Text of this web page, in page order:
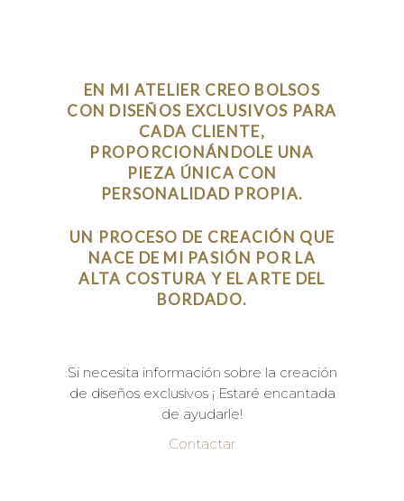
EN MI ATELIER CREO BOLSOS
CON DISEÑOS EXCLUSIVOS PARA
CADA CLIENTE,
PROPORCIONÁNDOLE UNA
PIEZA ÚNICA CON
PERSONALIDAD PROPIA.
UN PROCESO DE CREACIÓN QUE
NACE DE MI PASIÓN POR LA
ALTA COSTURA Y EL ARTE DEL
BORDADO.
Si necesita información sobre la creación
de diseños exclusivos ¡ Estaré encantada
de ayudarle!
Contactar